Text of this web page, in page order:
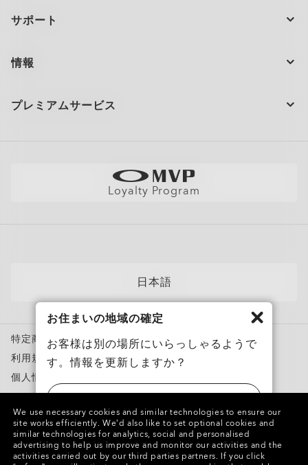
サポート
注文の状況
ショッピングサポート
AI グラスの製品保証について
情報
お問い合わせ
スポーツサングラス
度付き対応メガネ
度付き対応サングラス
トレーニングウェア
スノーゴーグル
カスタムメガネ
Oakley Meta
特別キャンペーン
プレミアムサービス
店舗の視力測定を予約する
日本語
Loyalty Program
特定商取引法に基づく表記
利用規約
個人情報保護方針
ニセモノを報告
知的財産権
Copyright ©2023 Oakley, Inc. All Rights Reserved.
We use necessary cookies and similar technologies to ensure our
site works efficiently. We’d also like to set optional cookies and
similar technologies for analytics, social and personalised
advertising to help us improve and monitor our activities and the
activities carried out by our third parties partners. If you click
お住まいの地域の確定
お客様は別の場所にいらっしゃるようで
す。情報を更新しますか？
日本